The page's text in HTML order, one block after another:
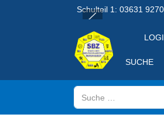
Schulteil 1: 03631
SUCHE
Suchen